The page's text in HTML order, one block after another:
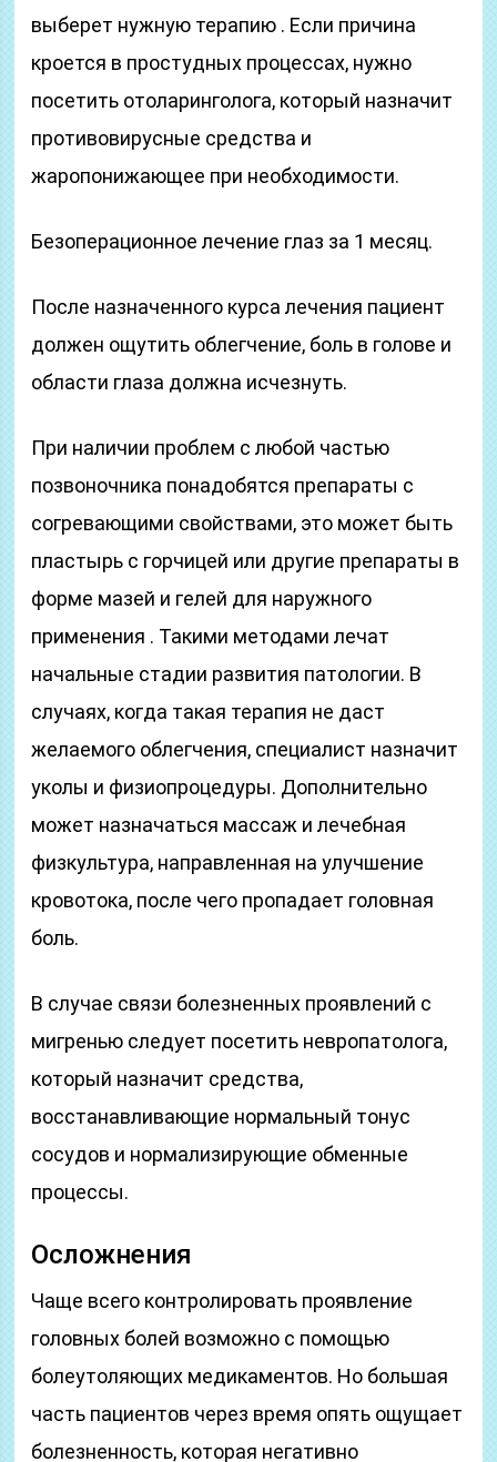
выберет нужную терапию . Если причина
кроется в простудных процессах, нужно
посетить отоларинголога, который назначит
противовирусные средства и
жаропонижающее при необходимости.
Безоперационное лечение глаз за 1 месяц.
После назначенного курса лечения пациент
должен ощутить облегчение, боль в голове и
области глаза должна исчезнуть.
При наличии проблем с любой частью
позвоночника понадобятся препараты с
согревающими свойствами, это может быть
пластырь с горчицей или другие препараты в
форме мазей и гелей для наружного
применения . Такими методами лечат
начальные стадии развития патологии. В
случаях, когда такая терапия не даст
желаемого облегчения, специалист назначит
уколы и физиопроцедуры. Дополнительно
может назначаться массаж и лечебная
физкультура, направленная на улучшение
кровотока, после чего пропадает головная
боль.
В случае связи болезненных проявлений с
мигренью следует посетить невропатолога,
который назначит средства,
восстанавливающие нормальный тонус
сосудов и нормализирующие обменные
процессы.
Осложнения
Чаще всего контролировать проявление
головных болей возможно с помощью
болеутоляющих медикаментов. Но большая
часть пациентов через время опять ощущает
болезненность, которая негативно